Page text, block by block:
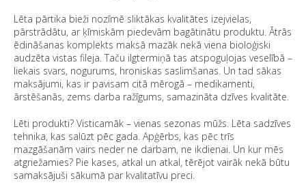
Lēta pārtika bieži nozīmē sliktākas kvalitātes izejvielas,
pārstrādātu, ar ķīmiskām piedevām bagātinātu produktu. Ātrās
ēdināšanas komplekts maksā mazāk nekā viena bioloģiski
audzēta vistas fileja. Taču ilgtermiņā tas atspoguļojas veselībā –
liekais svars, nogurums, hroniskas saslimšanas. Un tad sākas
maksājumi, kas ir pavisam citā mērogā – medikamenti,
ārstēšanās, zems darba ražīgums, samazināta dzīves kvalitāte.
Lēti produkti? Visticamāk – vienas sezonas mūžs. Lēta sadzīves
tehnika, kas salūzt pēc gada. Apģērbs, kas pēc trīs
mazgāšanām vairs neder ne darbam, ne ikdienai. Un kur mēs
atgriežamies? Pie kases, atkal un atkal, tērējot vairāk nekā būtu
samaksājuši sākumā par kvalitatīvu preci.